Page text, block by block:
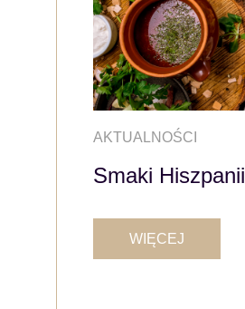
AKTUALNOŚCI
Smaki Hiszpanii
WIĘCEJ